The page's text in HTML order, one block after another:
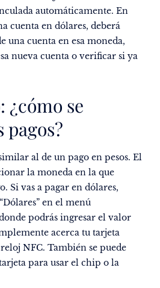
automáticamente. En
cuenta en dólares, deberá
una cuenta en esa moneda,
nueva cuenta o verificar si ya
¿cómo se
pagos?
al de un pago en pesos. El
la moneda en la que
Si vas a pagar en dólares,
en el menú
podrás ingresar el valor
acerca tu tarjeta
NFC. También se puede
para usar el chip o la